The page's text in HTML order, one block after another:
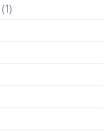
(1)